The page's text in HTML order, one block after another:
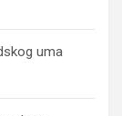
uma